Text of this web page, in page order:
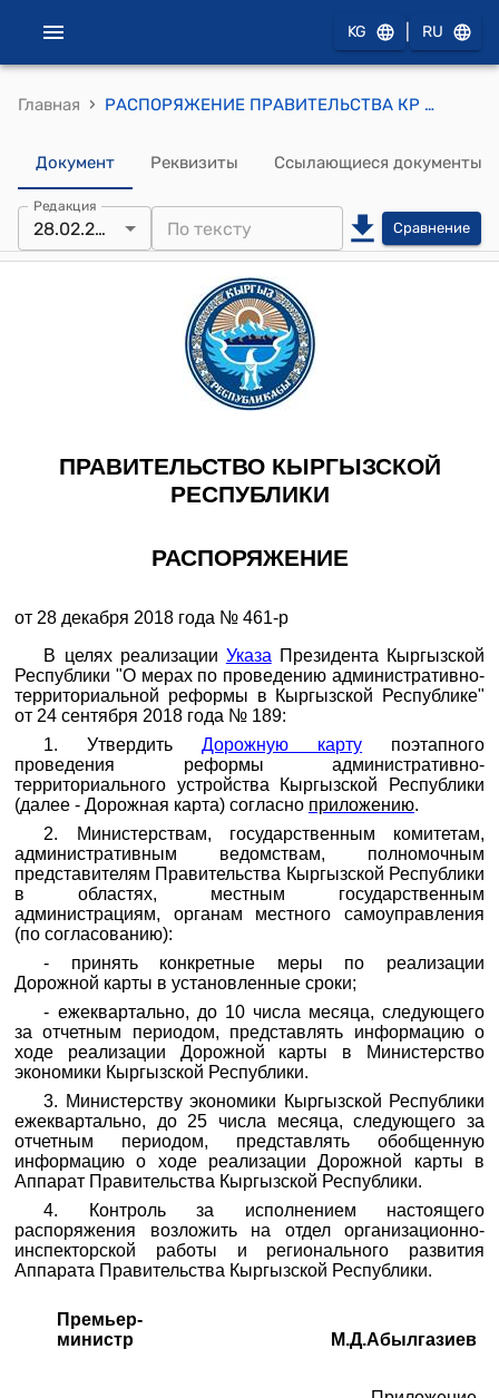
KG RU
Главная › РАСПОРЯЖЕНИЕ ПРАВИТЕЛЬСТВА КР от 28 декабря 2018 года N 461-р (Об утверждении Дорожной карты поэтапного проведения реформы административно-территориального устройства Кыргызской Республики)
Документ Реквизиты Ссылающиеся документы
Редакция
28.02.2020 Сравнение